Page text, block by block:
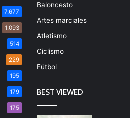
7.677
1.093
514
229
195
179
175
Baloncesto
Artes marciales
Atletismo
Ciclismo
Fútbol
BEST VIEWED